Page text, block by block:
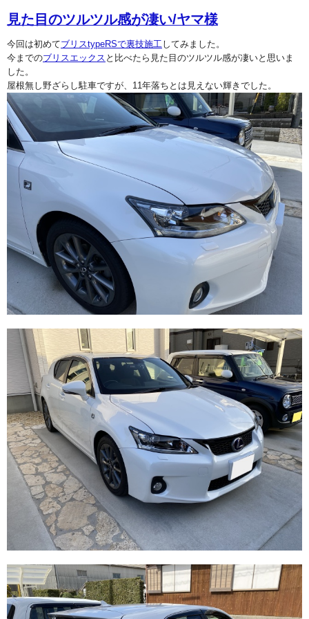
見た目のツルツル感が凄い/ヤマ様
今回は初めてブリスtypeRSで裏技施工 してみました。
今までのブリスエックス と比べたら見た目のツルツル感が凄いと思いま
した。
屋根無し野ざらし駐車ですが、11年落ちとは見えない輝きでした。